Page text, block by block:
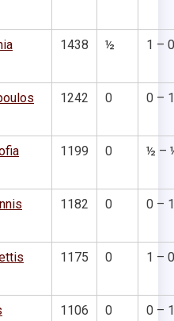
1438 ½ 1 – 0
1242 0 0 – 1
1199 0 ½ –
1182 0 0 – 1
1175 0 1 – 0
1106 0 0 – 1